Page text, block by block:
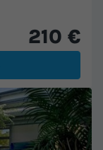
210 €